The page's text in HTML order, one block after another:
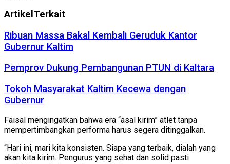
Artikel Terkait
Ribuan Massa Bakal Kembali Geruduk Kantor
Gubernur Kaltim
Pemprov Dukung Pembangunan PTUN di Kaltara
Tokoh Masyarakat Kaltim Kecewa dengan
Gubernur
Faisal mengingatkan bahwa era “asal kirim” atlet tanpa
mempertimbangkan performa harus segera ditinggalkan.
“Hari ini, mari kita konsisten. Siapa yang terbaik, dialah yang
akan kita kirim. Pengurus yang sehat dan solid pasti